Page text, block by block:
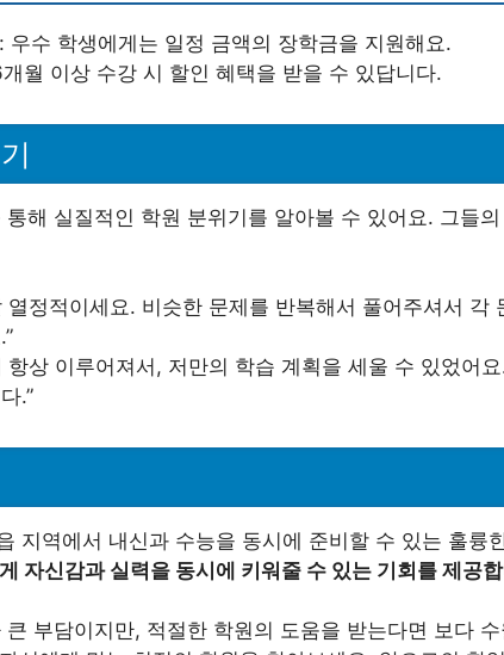
: 우수 학생에게는 일정 금액의 장학금을 지원해요.
월 이상 수강 시 할인 혜택을 받을 수 있답니다.
해 실질적인 학원 분위기를 알아볼 수 있어요. 그들
열정적이세요. 비슷한 문제를 반복해서 풀어주셔서 각
항상 이루어져서, 저만의 학습 계획을 세울 수 있었어
.”
지역에서 내신과 수능을 동시에 준비할 수 있는 훌륭
자신감과 실력을 동시에 키워줄 수 있는 기회를 제공
부담이지만, 적절한 학원의 도움을 받는다면 보다